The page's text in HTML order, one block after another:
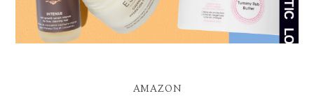
AMAZON